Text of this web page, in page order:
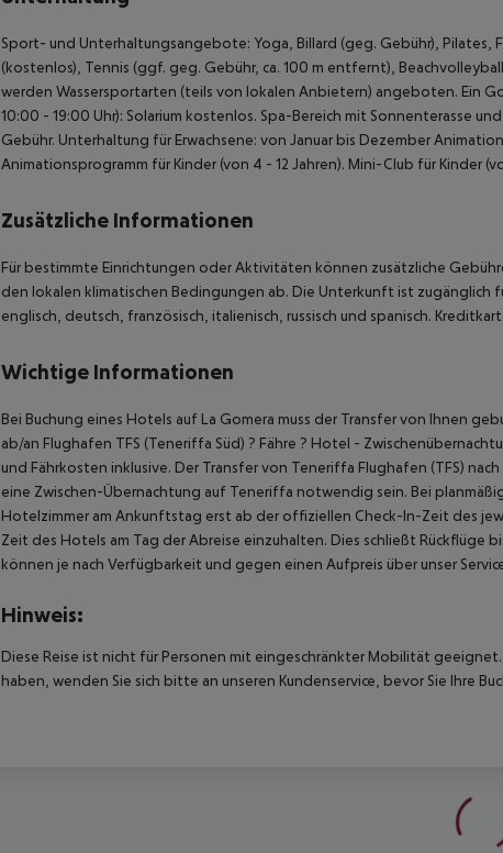
Sport- und Unterhaltungsangebote: Yoga, Billard (geg. Gebühr), Pilates,
(kostenlos), Tennis (ggf. geg. Gebühr, ca. 100 m entfernt),
werden Wassersportarten (teils von lokalen Anbietern) angeboten. Ein
10:00 - 19:00 Uhr): Solarium kostenlos. Spa-Bereich mit Sonnenterasse
Gebühr. Unterhaltung für Erwachsene: von Januar bis Dezember
Animationsprogramm für Kinder (von 4 - 12 Jahren). Mini-Club für Kinder
Zusätzliche Informationen
Für bestimmte Einrichtungen oder Aktivitäten können zusätzliche
den lokalen klimatischen Bedingungen ab. Die Unterkunft ist zugänglich
englisch, deutsch, französisch, italienisch, russisch und spanisch.
Wichtige Informationen
Bei Buchung eines Hotels auf La Gomera muss der Transfer von Ihnen
ab/an Flughafen TFS (Teneriffa Süd) ? Fähre ? Hotel -
und Fährkosten inklusive. Der Transfer von Teneriffa Flughafen (TFS)
eine Zwischen-Übernachtung auf Teneriffa notwendig sein. Bei
Hotelzimmer am Ankunftstag erst ab der offiziellen Check-In-Zeit des
Zeit des Hotels am Tag der Abreise einzuhalten. Dies schließt Rückflüge
können je nach Verfügbarkeit und gegen einen Aufpreis über unser
Hinweis:
Diese Reise ist nicht für Personen mit eingeschränkter Mobilität
haben, wenden Sie sich bitte an unseren Kundenservice, bevor Sie Ihre